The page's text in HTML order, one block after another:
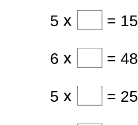
5 = 15
6 = 48
5 = 25